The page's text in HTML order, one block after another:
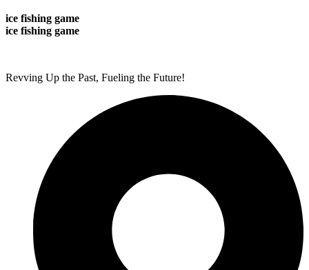
ice fishing game
ice fishing game
Revving Up the Past, Fueling the Future!